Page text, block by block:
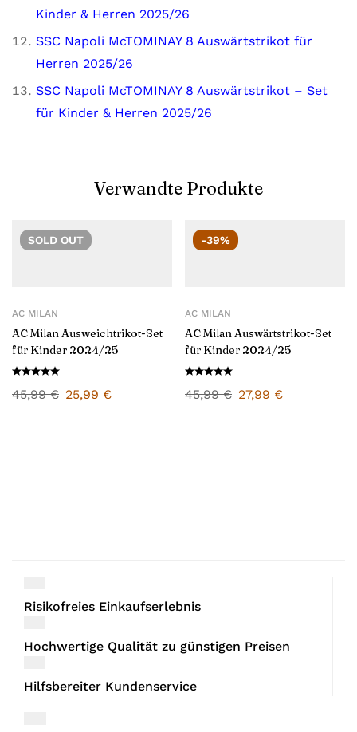
Kinder & Herren 2025/26
SSC Napoli McTOMINAY 8 Auswärtstrikot für
Herren 2025/26
SSC Napoli McTOMINAY 8 Auswärtstrikot – Set
für Kinder & Herren 2025/26
Verwandte Produkte
SOLD OUT
AC MILAN
AC Milan Ausweichtrikot-Set
für Kinder 2024/25
45,99€ 25,99 €
-39%
AC MILAN
AC Milan Auswärtstrikot-Set
für Kinder 2024/25
45,99€ 27,99 €
Risikofreies Einkaufserlebnis
Hochwertige Qualität zu günstigen Preisen
Hilfsbereiter Kundenservice